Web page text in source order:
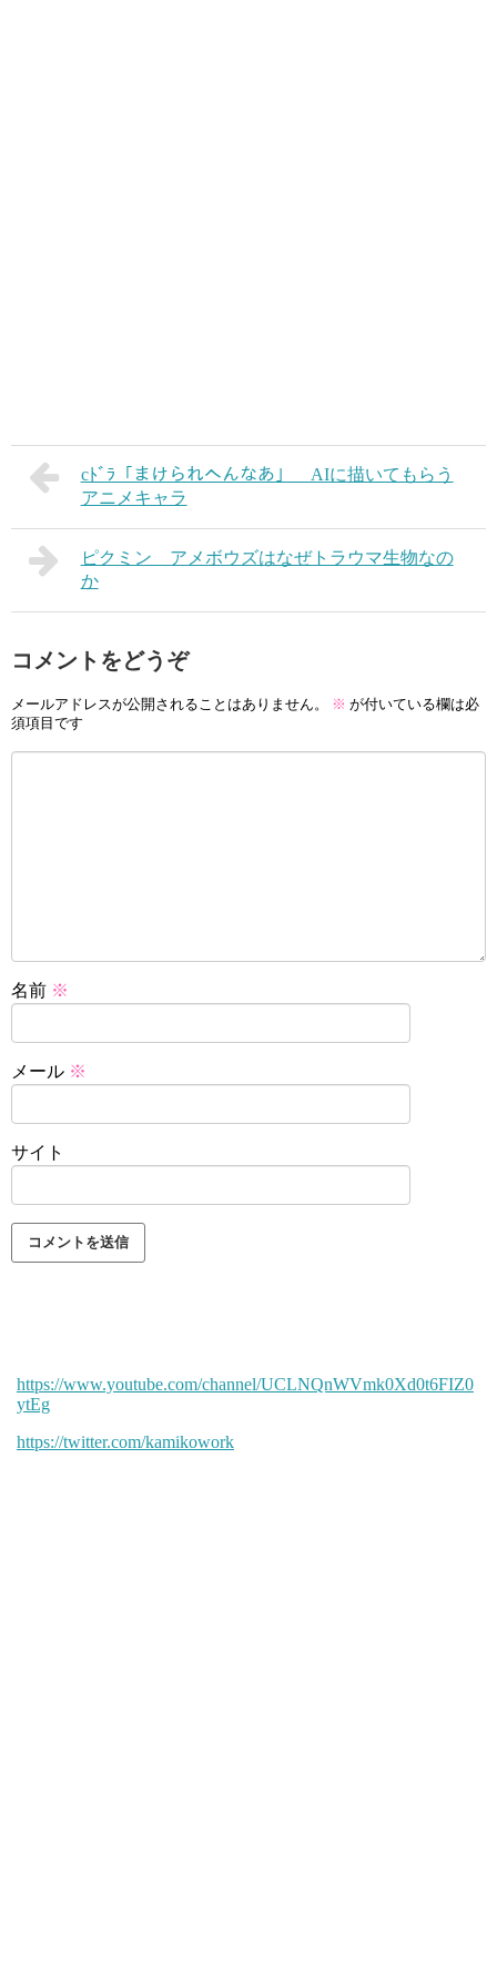
cﾄﾞﾗ「まけられへんなあ」 AIに描いてもらう
アニメキャラ
ピクミン アメボウズはなぜトラウマ生物なの
か
コメントをどうぞ
メールアドレスが公開されることはありません。 ※ が付いている欄は必
須項目です
名前 ※
メール ※
サイト
https://www.youtube.com/channel/UCLNQnWVmk0Xd0t6FIZ0
ytEg
https://twitter.com/kamikowork